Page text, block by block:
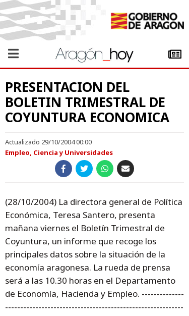
PRESENTACION DEL
BOLETIN TRIMESTRAL DE
COYUNTURA ECONOMICA
Actualizado 29/10/2004 00:00
Empleo, Ciencia y Universidades
(28/10/2004) La directora general de Política
Económica, Teresa Santero, presenta
mañana viernes el Boletín Trimestral de
Coyuntura, un informe que recoge los
principales datos sobre la situación de la
economía aragonesa. La rueda de prensa
será a las 10.30 horas en el Departamento
de Economía, Hacienda y Empleo. --------------
-----------------------------------------------------------